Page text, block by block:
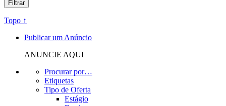
Topo ↑
Publicar um Anúncio
ANUNCIE AQUI
Procurar por…
Etiquetas
Tipo de Oferta
Estágio